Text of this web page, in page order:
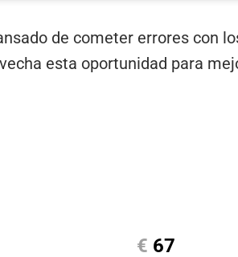
de cometer errores con
esta oportunidad para
€ 67